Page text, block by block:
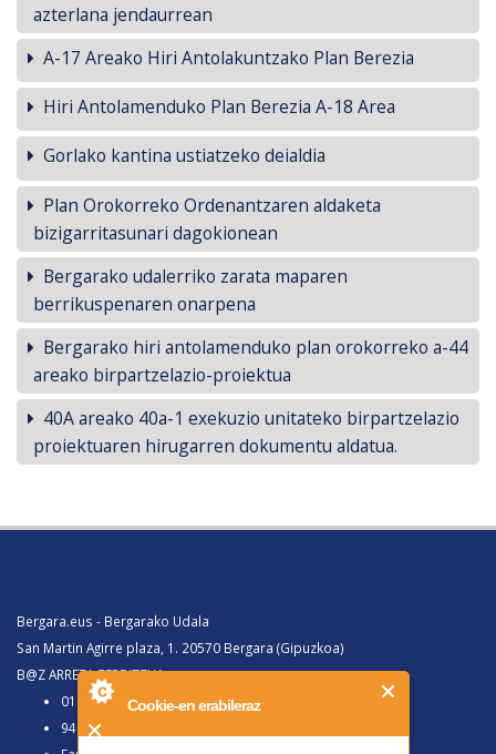
Cookie-en erabileraz
azterlana jendaurrean
A-17 Areako Hiri Antolakuntzako Plan Berezia
Hiri Antolamenduko Plan Berezia A-18 Area
Gorlako kantina ustiatzeko deialdia
Plan Orokorreko Ordenantzaren aldaketa
bizigarritasunari dagokionean
Bergarako udalerriko zarata maparen
berrikuspenaren onarpena
Bergarako hiri antolamenduko plan orokorreko a-44
areako birpartzelazio-proiektua
40A areako 40a-1 exekuzio unitateko birpartzelazio
proiektuaren hirugarren dokumentu aldatua.
Bergara.eus - Bergarako Udala
San Martin Agirre plaza, 1. 20570 Bergara (Gipuzkoa)
B@Z ARRETA ZERBITZUA:
010, Bergaratik deituz gero
943 77 91 00, Bergaraz kanpotik deituz gero